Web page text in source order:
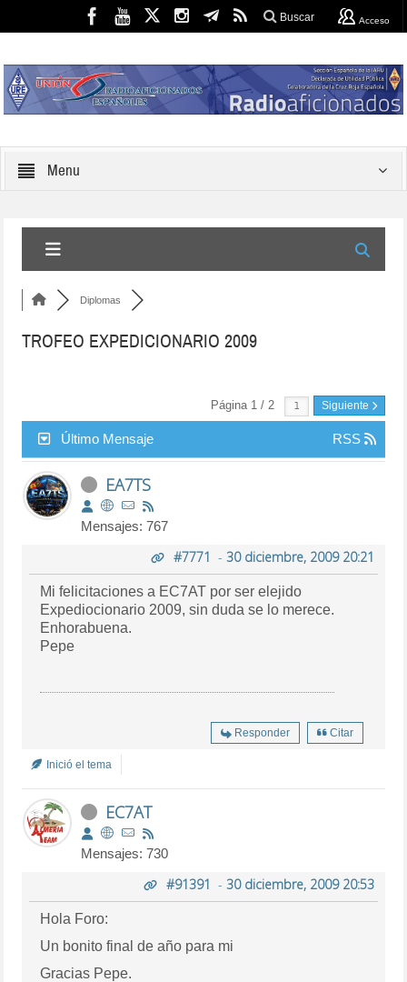
Buscar Acceso
Menu
Diplomas
TROFEO EXPEDICIONARIO 2009
Página 1 / 2 Siguiente
Último Mensaje RSS
EA7TS
Mensajes: 767
#7771 - 30 diciembre, 2009 20:21
Mi felicitaciones a EC7AT por ser elejido
Expediocionario 2009, sin duda se lo merece.
Enhorabuena.
Pepe
Responder Citar
Inició el tema
EC7AT
Mensajes: 730
#91391 - 30 diciembre, 2009 20:53
Hola Foro:
Un bonito final de año para mi
Gracias Pepe.